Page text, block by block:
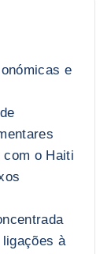
e
com o Haiti
à